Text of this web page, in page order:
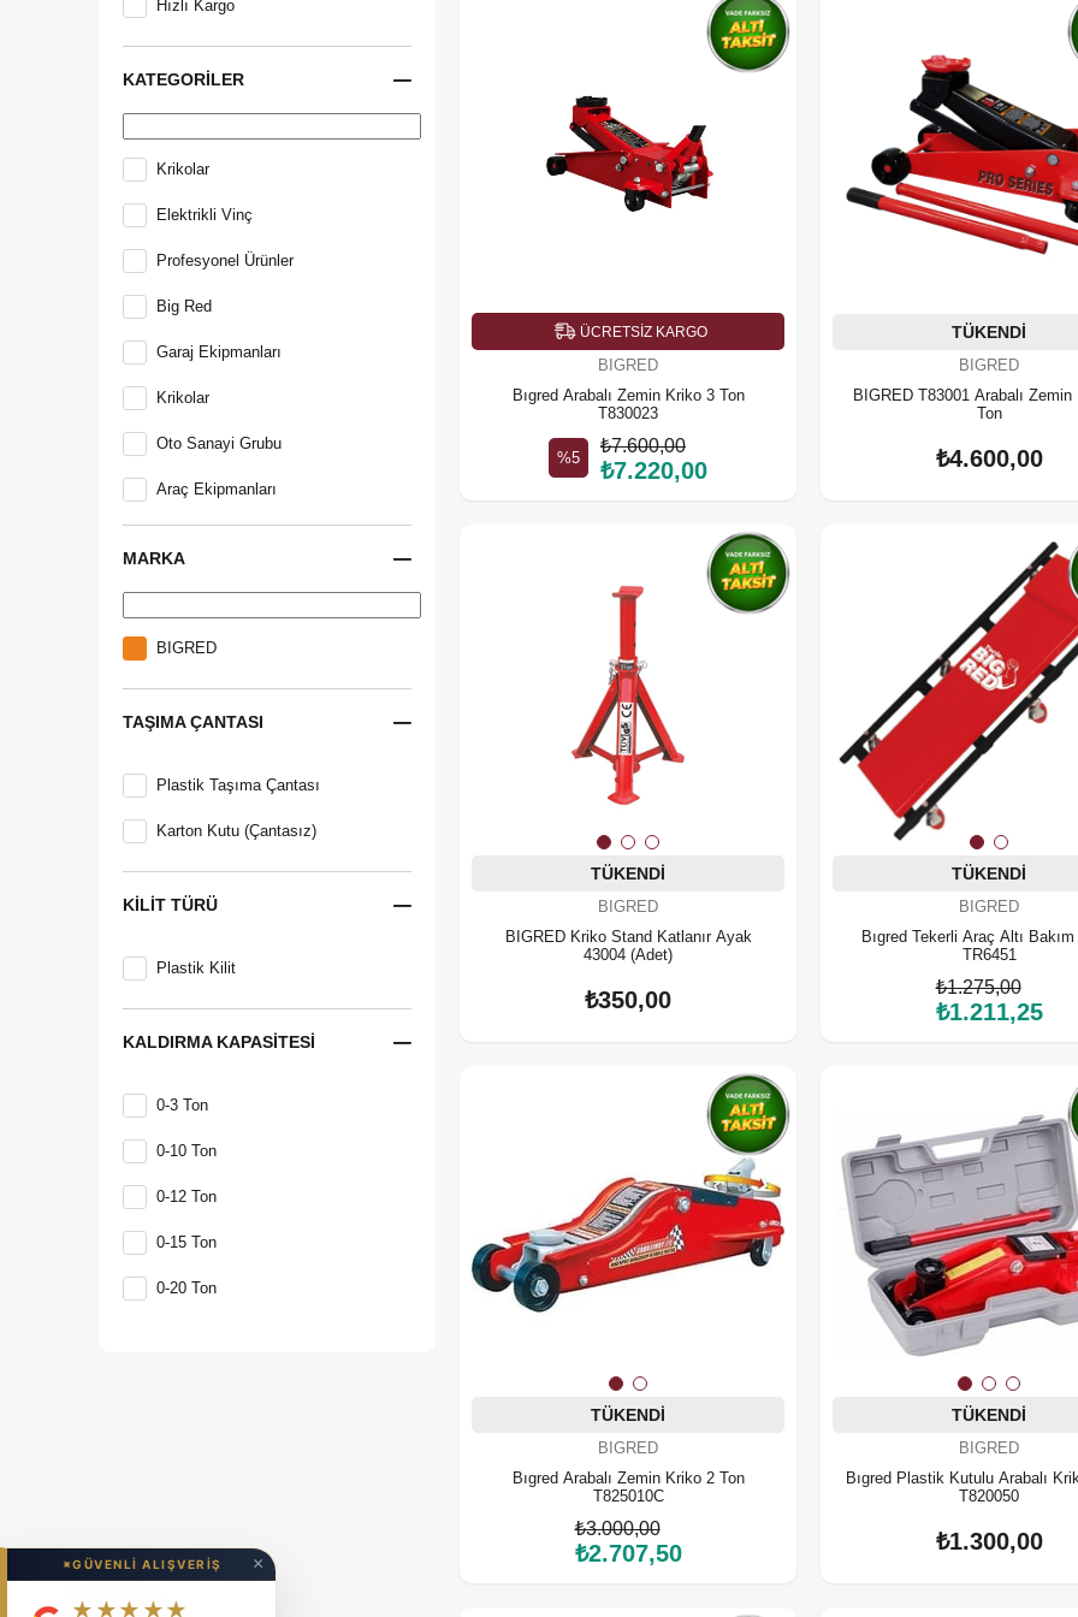
×
✦GÜVENLİ ALIŞVERİŞ
★★★★★
Hızlı Kargo
KATEGORILER
Krikolar
Elektrikli Vinç
Profesyonel Ürünler
Big Red
Garaj Ekipmanları
Krikolar
Oto Sanayi Grubu
Araç Ekipmanları
MARKA
BIGRED
TAŞIMA ÇANTASI
Plastik Taşıma Çantası
Karton Kutu (Çantasız)
KILIT TÜRÜ
Plastik Kilit
KALDIRMA KAPASITESI
0-3 Ton
0-10 Ton
0-12 Ton
0-15 Ton
0-20 Ton
ÜCRETSIZ KARGO
BIGRED
Bıgred Arabalı Zemin Kriko 3 Ton
T830023
%5 ₺7.220,00
₺7.600,00
TÜKENDI
BIGRED
BIGRED T83001 Arabalı Zemin
Ton
₺4.600,00
TÜKENDI
BIGRED
BIGRED Kriko Stand Katlanır Ayak
43004 (Adet)
₺350,00
TÜKENDI
BIGRED
Bıgred Tekerli Araç Altı
TR6451
₺1.211,25
₺1.275,00
TÜKENDI
BIGRED
Bıgred Arabalı Zemin Kriko 2 Ton
T825010C
₺2.707,50
₺3.000,00
TÜKENDI
BIGRED
Bıgred Plastik Kutulu Arabalı
T820050
₺1.300,00